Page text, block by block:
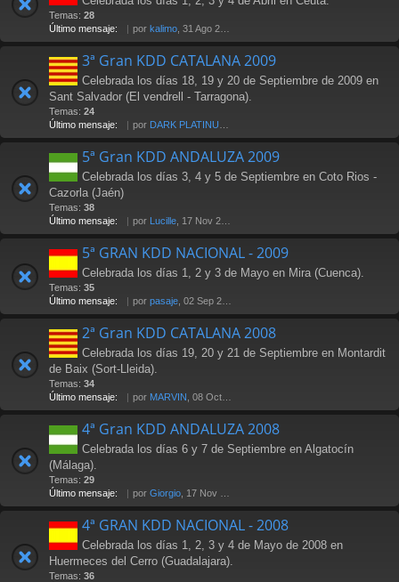
Temas: 28
Último mensaje:
por kalimo , 31 Ago 2010 18:03
3ª Gran KDD CATALANA 2009
Celebrada los días 18, 19 y 20 de Septiembre de 2009 en
Sant Salvador (El vendrell - Tarragona).
Temas: 24
Último mensaje:
por DARK PLATINUM
5ª Gran KDD ANDALUZA 2009
Celebrada los días 3, 4 y 5 de Septiembre en Coto Rios -
Cazorla (Jaén)
Temas: 38
Último mensaje:
por Lucille , 17 Nov 2009 18:20
5ª GRAN KDD NACIONAL - 2009
Celebrada los días 1, 2 y 3 de Mayo en Mira (Cuenca).
Temas: 35
Último mensaje:
por pasaje , 02 Sep 2010 16:44
2ª Gran KDD CATALANA 2008
Celebrada los días 19, 20 y 21 de Septiembre en Montardit
de Baix (Sort-Lleida).
Temas: 34
Último mensaje:
por MARVIN , 08 Oct 2008 09:59
4ª Gran KDD ANDALUZA 2008
Celebrada los días 6 y 7 de Septiembre en Algatocín
(Málaga).
Temas: 29
Último mensaje:
por Giorgio , 17 Nov 2009 22:01
4ª GRAN KDD NACIONAL - 2008
Celebrada los días 1, 2, 3 y 4 de Mayo de 2008 en
Huermeces del Cerro (Guadalajara).
Temas: 36